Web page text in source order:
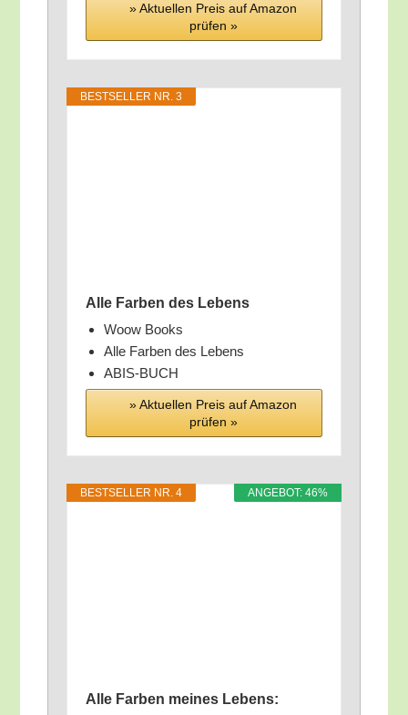
» Aktu­el­len Preis auf Ama­zon
prü­fen »
BEST­SEL­LER NR. 3
Alle Far­ben des Lebens
Woow Books
Alle Far­ben des Lebens
ABIS-BUCH
» Aktu­el­len Preis auf Ama­zon
prü­fen »
ANGE­BOT: 46%
BEST­SEL­LER NR. 4
Alle Far­ben mei­nes Lebens: